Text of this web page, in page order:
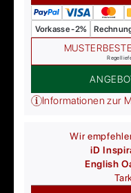
Vorkasse -2%
Informationen zur
Wir
iD
English